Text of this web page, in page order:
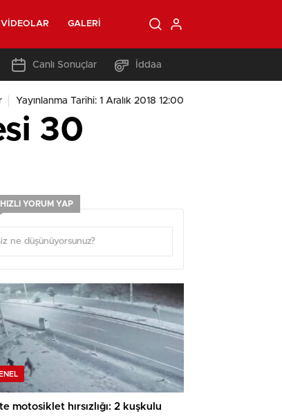
VIDEOLAR GALERI
Canlı Sonuçlar İddaa
Yayınlanma Tarihi: 1 Aralık 2018 12:00
30
HIZLI YORUM YAP
motosiklet hırsızlığı: 2 kuşkulu